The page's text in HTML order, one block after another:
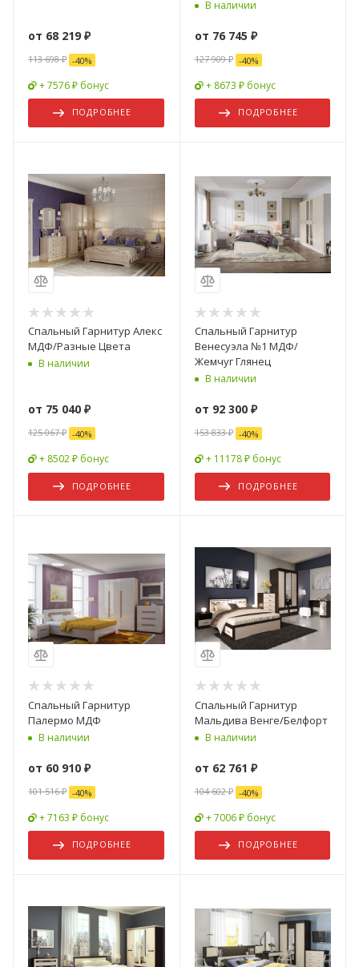
от 68 219 ₽
113 698 ₽ -40%
+ 7576 ₽ бонус
ПОДРОБНЕЕ
В наличии
от 76 745 ₽
127 909 ₽ -40%
+ 8673 ₽ бонус
ПОДРОБНЕЕ
Спальный Гарнитур Алекс
МДФ/Разные Цвета
В наличии
от 75 040 ₽
125 067 ₽ -40%
+ 8502 ₽ бонус
ПОДРОБНЕЕ
Спальный Гарнитур
Венесуэла №1 МДФ/
Жемчуг Глянец
В наличии
от 92 300 ₽
153 833 ₽ -40%
+ 11178 ₽ бонус
ПОДРОБНЕЕ
Спальный Гарнитур
Палермо МДФ
В наличии
от 60 910 ₽
101 516 ₽ -40%
+ 7163 ₽ бонус
ПОДРОБНЕЕ
Спальный Гарнитур
Мальдива Венге/Белфорт
В наличии
от 62 761 ₽
104 602 ₽ -40%
+ 7006 ₽ бонус
ПОДРОБНЕЕ